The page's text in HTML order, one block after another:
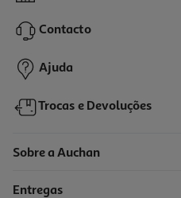
8,99 €
Contacto
Ajuda
Trocas e Devoluções
Sobre a Auchan
Entregas